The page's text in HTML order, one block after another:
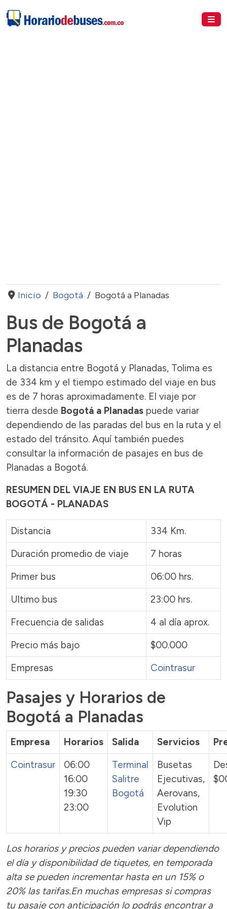
Inicio Bogotá Bogotá a Planadas
Bus de Bogotá a
Planadas
La distancia entre Bogotá y Planadas, Tolima es
de 334 km y el tiempo estimado del viaje en bus
es de 7 horas aproximadamente. El viaje por
tierra desde Bogotá a Planadas puede variar
dependiendo de las paradas del bus en la ruta y el
estado del tránsito. Aquí también puedes
consultar la información de pasajes en bus de
Planadas a Bogotá.
RESUMEN DEL VIAJE EN BUS EN LA RUTA
BOGOTÁ - PLANADAS
Distancia
334 Km.
Duración promedio de viaje
7 horas
Primer bus
06:00 hrs.
Ultimo bus
23:00 hrs.
Frecuencia de salidas
4 al día aprox.
Precio más bajo
$00.000
Empresas
Cointrasur
Pasajes y Horarios de
Bogotá a Planadas
Empresa Horarios Salida Servicios
Cointrasur
06:00
16:00
19:30
23:00
Terminal
Salitre
Bogotá
Busetas
Ejecutivas,
Aerovans,
Evolution
Vip
Los horarios y precios pueden variar dependiendo
el día y disponibilidad de tiquetes, en temporada
alta se pueden incrementar hasta en un 15% o
20% las tarifas.En muchas empresas si compras
tu pasaje con anticipación lo podrás encontrar a